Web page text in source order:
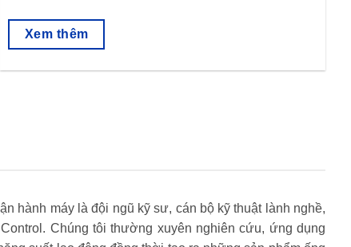
Xem thêm
hành máy là đội ngũ kỹ sư, cán bộ kỹ thuật lành nghề,
Chúng tôi thường xuyên nghiên cứu, ứng dụng